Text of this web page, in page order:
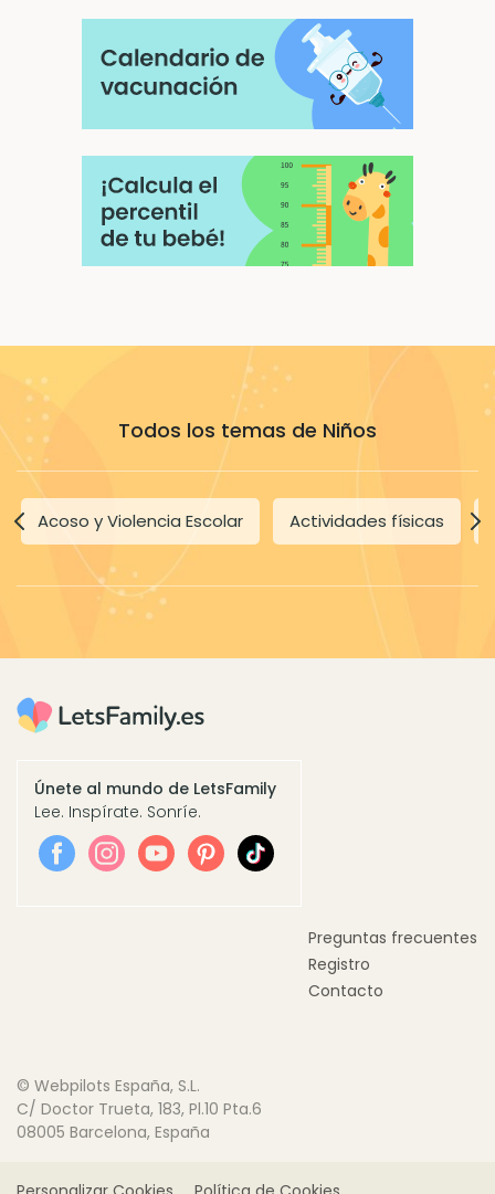
Todos los temas de Niños
Acoso y Violencia Escolar Actividades físicas
Únete al mundo de LetsFamily
Lee. Inspírate. Sonríe.
Preguntas frecuentes
Registro
Contacto
© Webpilots España, S.L.
C/ Doctor Trueta, 183, Pl.10 Pta.6
08005 Barcelona, España